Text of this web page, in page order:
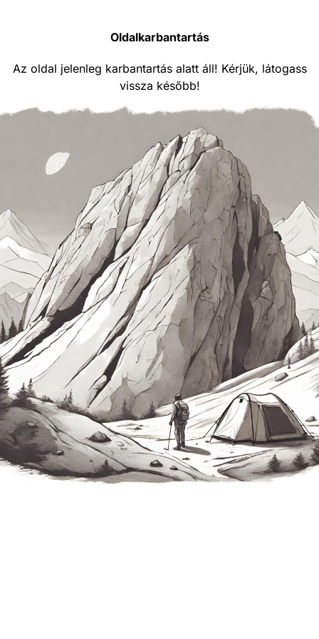
Oldalkarbantartás
Az oldal jelenleg karbantartás alatt áll! Kérjük, látogass
vissza később!